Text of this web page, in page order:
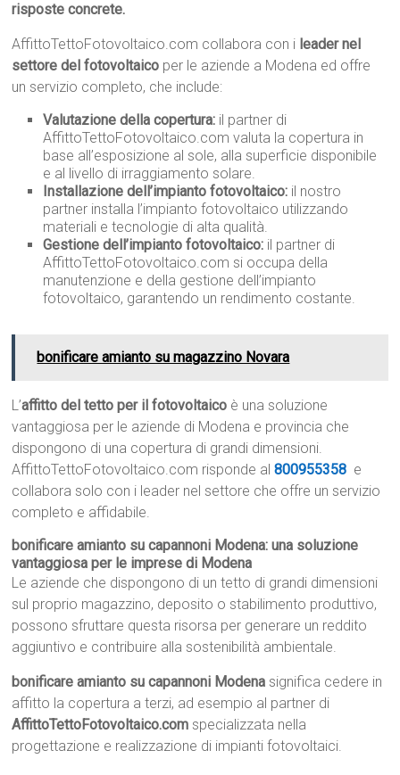
risposte concrete.
AffittoTettoFotovoltaico.com collabora con i leader nel
settore del fotovoltaico per le aziende a Modena ed offre
un servizio completo, che include:
Valutazione della copertura: il partner di
AffittoTettoFotovoltaico.com valuta la copertura in
base all’esposizione al sole, alla superficie disponibile
e al livello di irraggiamento solare.
Installazione dell’impianto fotovoltaico: il nostro
partner installa l’impianto fotovoltaico utilizzando
materiali e tecnologie di alta qualità.
Gestione dell’impianto fotovoltaico: il partner di
AffittoTettoFotovoltaico.com si occupa della
manutenzione e della gestione dell’impianto
fotovoltaico, garantendo un rendimento costante.
bonificare amianto su magazzino Novara
L’affitto del tetto per il fotovoltaico è una soluzione
vantaggiosa per le aziende di Modena e provincia che
dispongono di una copertura di grandi dimensioni.
AffittoTettoFotovoltaico.com risponde al800955358 e
collabora solo con i leader nel settore che offre un servizio
completo e affidabile.
bonificare amianto su capannoni Modena: una soluzione
vantaggiosa per le imprese di Modena
Le aziende che dispongono di un tetto di grandi dimensioni
sul proprio magazzino, deposito o stabilimento produttivo,
possono sfruttare questa risorsa per generare un reddito
aggiuntivo e contribuire alla sostenibilità ambientale.
bonificare amianto su capannoni Modena significa cedere in
affitto la copertura a terzi, ad esempio al partner di
AffittoTettoFotovoltaico.com specializzata nella
progettazione e realizzazione di impianti fotovoltaici.